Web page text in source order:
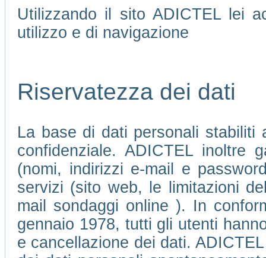
Utilizzando il sito ADICTEL lei
utilizzo e di navigazione
Riservatezza dei dati
La base di dati personali stabiliti
confidenziale. ADICTEL inoltre
(nomi, indirizzi e-mail e
servizi (sito web, le limitazioni
mail sondaggi online ). In
gennaio 1978, tutti gli utenti
e cancellazione dei dati.